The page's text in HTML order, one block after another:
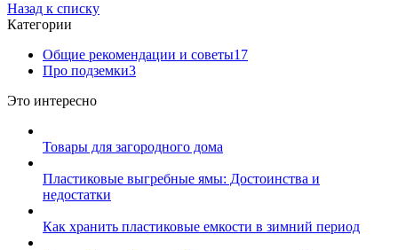
Назад к списку
Категории
Общие рекомендации и советы17
Про подземки3
Это интересно
Товары для загородного дома
Пластиковые выгребные ямы: Достоинства и
недостатки
Как хранить пластиковые емкости в зимний период